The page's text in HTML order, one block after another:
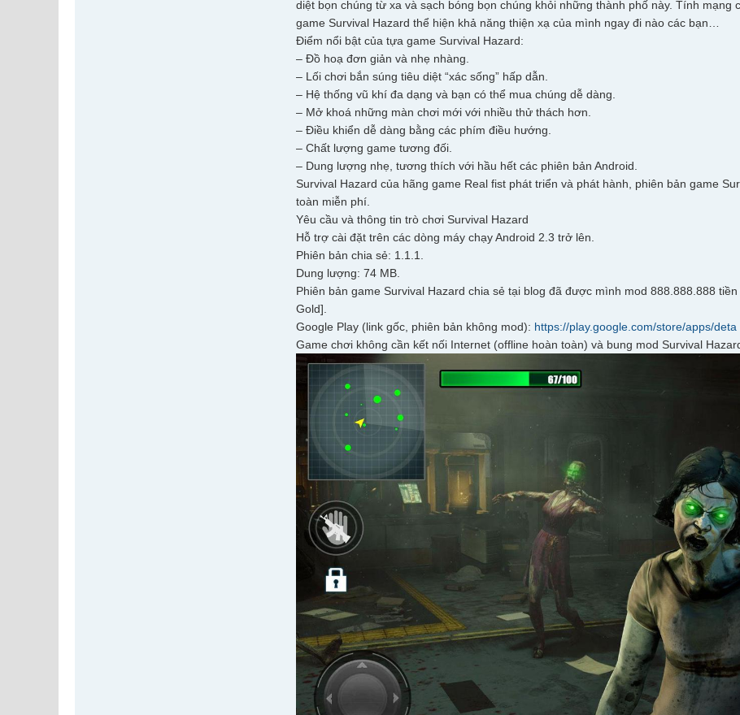
diệt bọn chúng từ xa và sạch bóng bọn chúng khỏi những thành phố này. Tính mạng
game Survival Hazard thể hiện khả năng thiện xạ của mình ngay đi nào các bạn…
Điểm nổi bật của tựa game Survival Hazard:
– Đồ hoạ đơn giản và nhẹ nhàng.
– Lối chơi bắn súng tiêu diệt “xác sống” hấp dẫn.
– Hệ thống vũ khí đa dạng và bạn có thể mua chúng dễ dàng.
– Mở khoá những màn chơi mới với nhiều thử thách hơn.
– Điều khiển dễ dàng bằng các phím điều hướng.
– Chất lượng game tương đối.
– Dung lượng nhẹ, tương thích với hầu hết các phiên bản Android.
Survival Hazard của hãng game Real fist phát triển và phát hành, phiên bản game
toàn miễn phí.
Yêu cầu và thông tin trò chơi Survival Hazard
Hỗ trợ cài đặt trên các dòng máy chạy Android 2.3 trở lên.
Phiên bản chia sẻ: 1.1.1.
Dung lượng: 74 MB.
Phiên bản game Survival Hazard chia sẻ tại blog đã được mình mod 888.888.888
Gold].
Google Play (link gốc, phiên bản không mod): https://play.google.com/store/apps/
Game chơi không cần kết nối Internet (offline hoàn toàn) và bung mod Survival